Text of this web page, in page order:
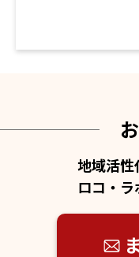
地域活性
ロコ・ラ